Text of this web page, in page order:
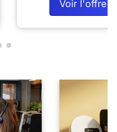
Voir l'offre